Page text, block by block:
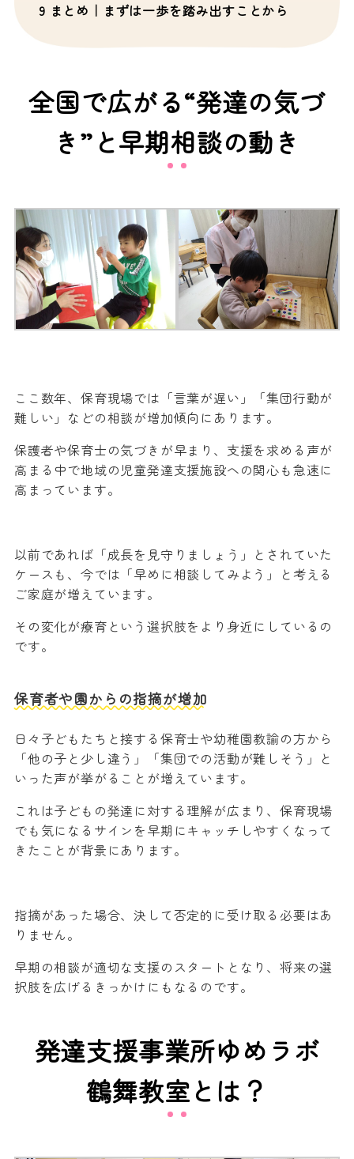
9 まとめ｜まずは一歩を踏み出すことから
全国で広がる“発達の気づ
き”と早期相談の動き
ここ数年、保育現場では「言葉が遅い」「集団行動が
難しい」などの相談が増加傾向にあります。
保護者や保育士の気づきが早まり、支援を求める声が
高まる中で地域の児童発達支援施設への関心も急速に
高まっています。
以前であれば「成長を見守りましょう」とされていた
ケースも、今では「早めに相談してみよう」と考える
ご家庭が増えています。
その変化が療育という選択肢をより身近にしているの
です。
保育者や園からの指摘が増加
日々子どもたちと接する保育士や幼稚園教諭の方から
「他の子と少し違う」「集団での活動が難しそう」と
いった声が挙がることが増えています。
これは子どもの発達に対する理解が広まり、保育現場
でも気になるサインを早期にキャッチしやすくなって
きたことが背景にあります。
指摘があった場合、決して否定的に受け取る必要はあ
りません。
早期の相談が適切な支援のスタートとなり、将来の選
択肢を広げるきっかけにもなるのです。
発達支援事業所ゆめラボ
鶴舞教室とは？